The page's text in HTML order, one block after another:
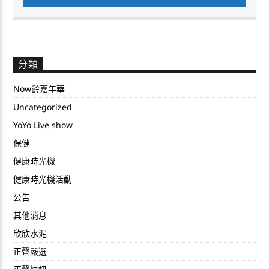
分類
Now齡嘉年華
Uncategorized
YoYo Live show
保健
健康時光機
健康時光機活動
公告
其他消息
欣欣水泥
正聲嚴選